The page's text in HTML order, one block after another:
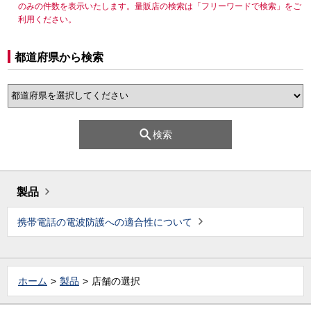
のみの件数を表示いたします。量販店の検索は「フリーワードで検索」をご
利用ください。
都道府県から検索
検索
製品
携帯電話の電波防護への適合性について
ホーム 製品 店舗の選択